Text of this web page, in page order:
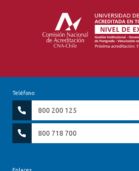
Teléfono:
800 200 125
800 718 700
Enlaces